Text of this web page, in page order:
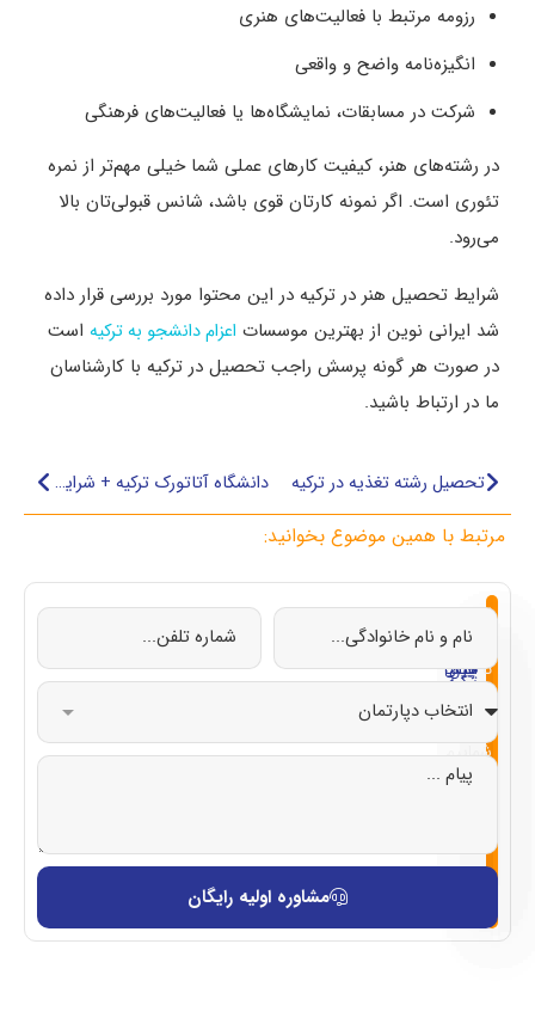
رزومه مرتبط با فعالیت‌های هنری
انگیزه‌نامه واضح و واقعی
شرکت در مسابقات، نمایشگاه‌ها یا فعالیت‌های فرهنگی
در رشته‌های هنر، کیفیت کارهای عملی شما خیلی مهم‌تر از نمره
تئوری است. اگر نمونه کارتان قوی باشد، شانس قبولی‌تان بالا
می‌رود.
شرایط تحصیل هنر در ترکیه در این محتوا مورد بررسی قرار داده
شد ایرانی نوین از بهترین موسسات اعزام دانشجو به ترکیه است
در صورت هر گونه پرسش راجب تحصیل در ترکیه با کارشناسان
ما در ارتباط باشید.
تحصیل رشته تغذیه در ترکیه دانشگاه آتاتورک ترکیه + شرایط پذیرش، شهریه و خوابگاه‌ها
مرتبط با همین موضوع بخوانید:
از
صفر
تا
با
شماییم
تحصیل
ترکیه
تحصیل
در
ایتالیا
تحصیل
در
چین
تحصیل
در
قبرس
مشاوره اولیه رایگان